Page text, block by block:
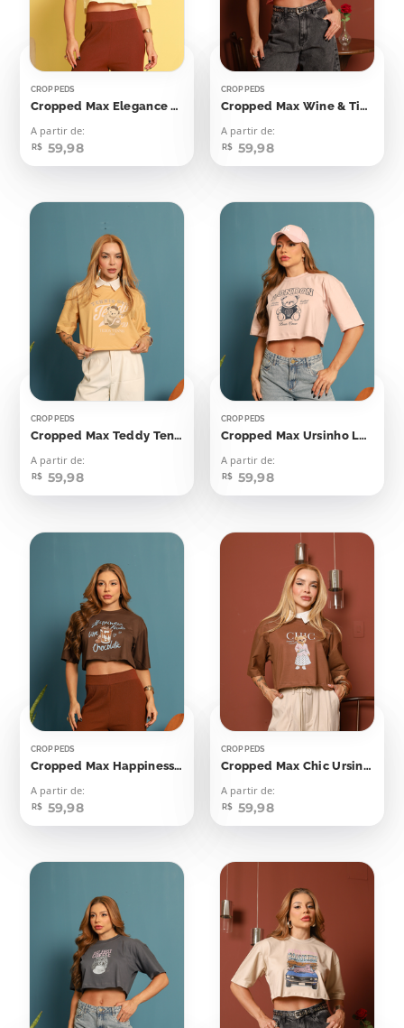
CROPPEDS
Cropped Max Elegance 28
A partir de:
R$ 59,98
CROPPEDS
Cropped Max Wine & Time Chill Cachorrinhos
A partir de:
R$ 59,98
CROPPEDS
Cropped Max Teddy Tennis Club
A partir de:
R$ 59,98
CROPPEDS
Cropped Max Ursinho London
A partir de:
R$ 59,98
CROPPEDS
Cropped Max Happiness Tastes Like Chocolate
A partir de:
R$ 59,98
CROPPEDS
Cropped Max Chic Ursinha
A partir de:
R$ 59,98